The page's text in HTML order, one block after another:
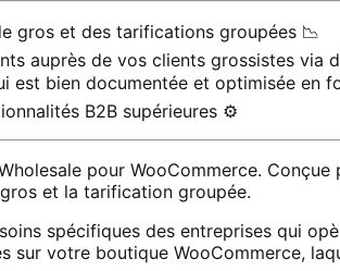
gros et des tarifications groupées 📉
auprès de vos clients grossistes via
bien documentée et optimisée en
B2B supérieures ⚙️
pour WooCommerce.
et la tarification groupée.
spécifiques des entreprises qui
votre boutique WooCommerce,